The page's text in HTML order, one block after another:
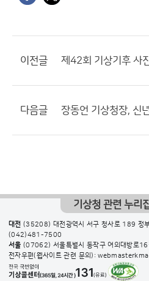
이전글 제42회 기상기후 사
다음글 장동언 기상청장, 신
기상청 관련 누리
대전 (35208) 대전광역시 서구 청사로 189 정
(042)481-7500
서울 (07062) 서울특별시 동작구 여의대방로
전자우편(웹사이트 관련 문의):